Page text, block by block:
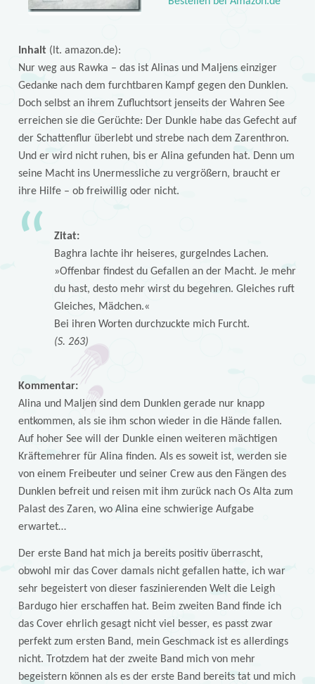
Inhalt (lt. amazon.de):
Nur weg aus Rawka – das ist Alinas und Maljens einziger
Gedanke nach dem furchtbaren Kampf gegen den Dunklen.
Doch selbst an ihrem Zufluchtsort jenseits der Wahren See
erreichen sie die Gerüchte: Der Dunkle habe das Gefecht auf
der Schattenflur überlebt und strebe nach dem Zarenthron.
Und er wird nicht ruhen, bis er Alina gefunden hat. Denn um
seine Macht ins Unermessliche zu vergrößern, braucht er
ihre Hilfe – ob freiwillig oder nicht.
Zitat:
Baghra lachte ihr heiseres, gurgelndes Lachen.
»Offenbar findest du Gefallen an der Macht. Je mehr
du hast, desto mehr wirst du begehren. Gleiches ruft
Gleiches, Mädchen.«
Bei ihren Worten durchzuckte mich Furcht.
(S. 263)
Kommentar:
Alina und Maljen sind dem Dunklen gerade nur knapp
entkommen, als sie ihm schon wieder in die Hände fallen.
Auf hoher See will der Dunkle einen weiteren mächtigen
Kräftemehrer für Alina finden. Als es soweit ist, werden sie
von einem Freibeuter und seiner Crew aus den Fängen des
Dunklen befreit und reisen mit ihm zurück nach Os Alta zum
Palast des Zaren, wo Alina eine schwierige Aufgabe
erwartet…
Der erste Band hat mich ja bereits positiv überrascht,
obwohl mir das Cover damals nicht gefallen hatte, ich war
sehr begeistert von dieser faszinierenden Welt die Leigh
Bardugo hier erschaffen hat. Beim zweiten Band finde ich
das Cover ehrlich gesagt nicht viel besser, es passt zwar
perfekt zum ersten Band, mein Geschmack ist es allerdings
nicht. Trotzdem hat der zweite Band mich von mehr
begeistern können als es der erste Band bereits tat und mich